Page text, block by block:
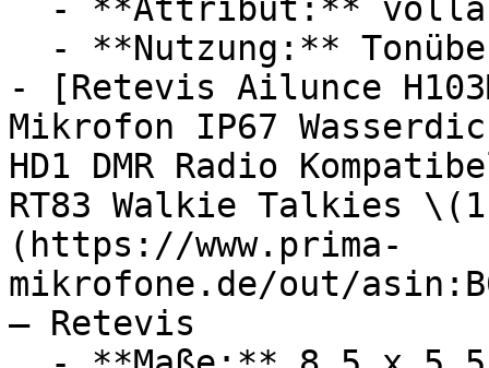
- [Retevis Ailunce
Mikrofon IP67
HD1 DMR Radio
RT83 Walkie Talkies
(https://www.prima-
mikrofone.de/out/
— Retevis